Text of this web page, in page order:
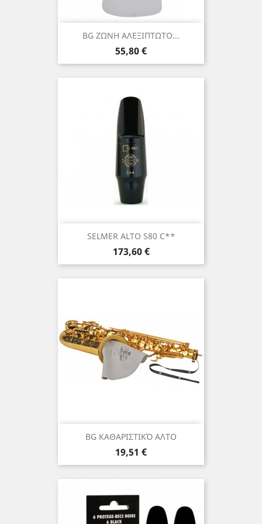
BG ΖΩΝΗ ΑΛΕΞΙΠΤΩΤΟ...
Τιμή
55,80 €
SELMER ALTO S80 C**
Τιμή
173,60 €
BG ΚΑΘΑΡΙΣΤΙΚΌ ΑΛΤΟ
Τιμή
19,51 €